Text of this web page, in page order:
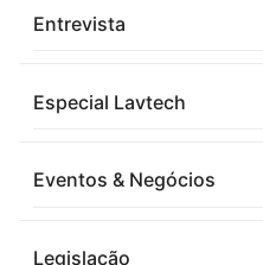
Entrevista
Especial Lavtech
Eventos & Negócios
Legislação